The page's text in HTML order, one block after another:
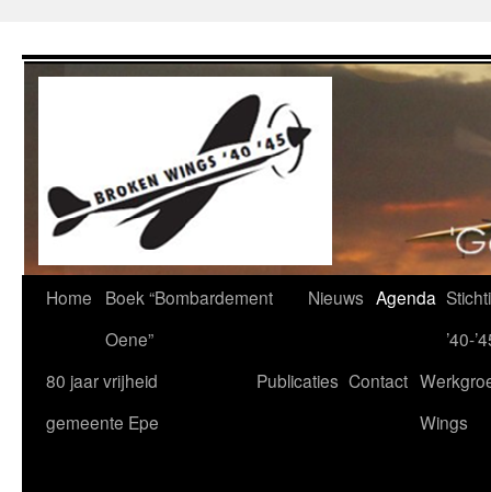
naar
Home
Boek “Bombardement
Oene”
Nieuws Agenda
’40-
80 jaar vrijheid
gemeente Epe
Publicaties Contact
Wings